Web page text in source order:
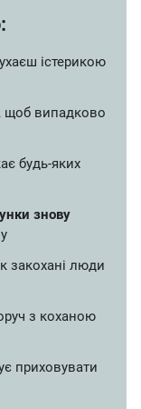
істерикою
, щоб випадково
будь-яких
знову
закохані люди
з коханою
приховувати